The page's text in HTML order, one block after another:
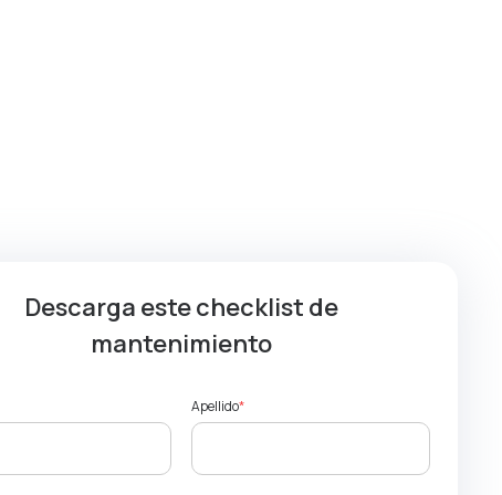
Descarga este checklist de
mantenimiento
Apellido*